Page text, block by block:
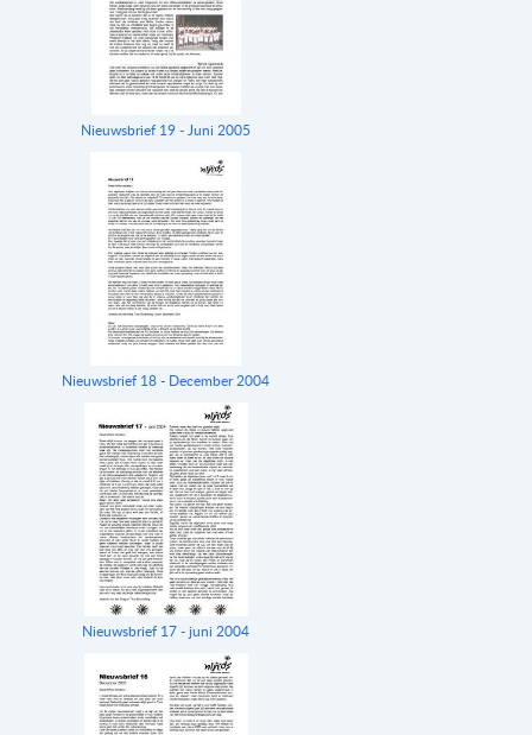
Nieuwsbrief 19 - Juni 2005
Nieuwsbrief 18 - December 2004
Nieuwsbrief 17 - juni 2004